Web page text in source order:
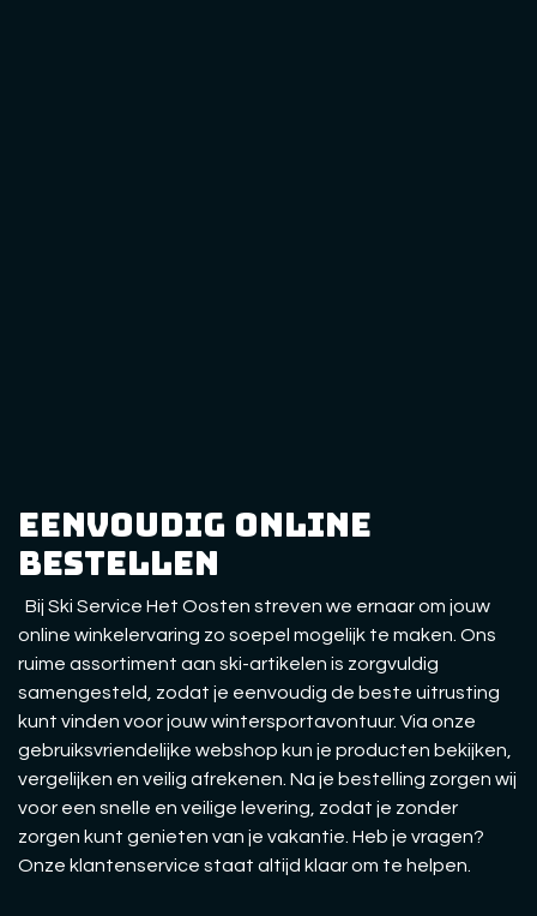
eenvoudig online
bestellen
Bij Ski Service Het Oosten streven we ernaar om jouw
online winkelervaring zo soepel mogelijk te maken. Ons
ruime assortiment aan ski-artikelen is zorgvuldig
samengesteld, zodat je eenvoudig de beste uitrusting
kunt vinden voor jouw wintersportavontuur. Via onze
gebruiksvriendelijke webshop kun je producten bekijken,
vergelijken en veilig afrekenen. Na je bestelling zorgen wij
voor een snelle en veilige levering, zodat je zonder
zorgen kunt genieten van je vakantie. Heb je vragen?
Onze klantenservice staat altijd klaar om te helpen.